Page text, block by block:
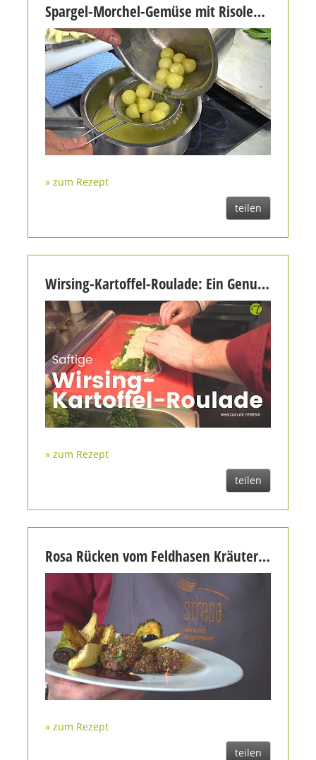
Spargel-Morchel-Gemüse mit Risoleekartoffeln
» zum Rezept
teilen
Wirsing-Kartoffel-Roulade: Ein Genuss aus dem Stresa
» zum Rezept
teilen
Rosa Rücken vom Feldhasen Kräuter-Crunch | Wirsing-Kartoffel-Roulade | geflämmte Pastinake
» zum Rezept
teilen